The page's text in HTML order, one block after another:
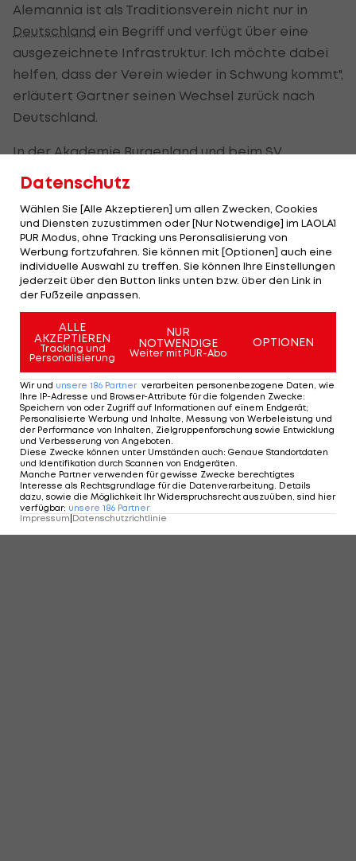
Alemannia ist als Traditionsverein nicht nur in
Deutschland ein Begriff und verfügt über eine
ausgezeichnete Infrastruktur. Ich möchte dabei
helfen, dass der Verein wieder in Schwung kommt",
erläutert Gartner seinen Wechsel zurück nach
Deutschland.
In der Akademie Burgenland und beimSV
Mattersburg
Jahren den Sprung ins Ausland. Nachdem er sich in
Düsseldorf schnell zum Stammspieler gemausert
hatte, warfen ihn Verletzungen immer wieder
zurück. Jetzt wagt er in Aachen einen neuen
Anlauf.
Datenschutz
Wählen Sie [Alle Akzeptieren] um allen Zwecken, Cookies
und Diensten zuzustimmen oder [Nur Notwendige] im LAOLA1
PUR Modus, ohne Tracking uns Peronsalisierung von
Werbung fortzufahren. Sie können mit [Optionen] auch eine
individuelle Auswahl zu treffen. Sie können Ihre Einstellungen
jederzeit über den Button links unten bzw. über den Link in
der Fußzeile anpassen.
ALLE
AKZEPTIEREN
Tracking und
Personalisierung
NUR
NOTWENDIGE
Weiter mit PUR-Abo
OPTIONEN
Wir und unsere 186 Partner verarbeiten personenbezogene Daten, wie
Ihre IP-Adresse und Browser-Attribute für die folgenden Zwecke:
Speichern von oder Zugriff auf Informationen auf einem Endgerät;
Personalisierte Werbung und Inhalte, Messung von Werbeleistung und
der Performance von Inhalten, Zielgruppenforschung sowie Entwicklung
und Verbesserung von Angeboten
Diese Zwecke können unter Umständen auch: Genaue Standortdaten
und Identifikation durch Scannen von Endgeräten
Manche Partner verwenden für gewisse Zwecke berechtigtes
Interesse als Rechtsgrundlage für die Datenverarbeitung. Details
dazu, sowie die Möglichkeit Ihr Widerspruchsrecht auszuüben, sind hier
verfügbar: unsere 186 Partner
Impressum|Datenschutzrichtlinie